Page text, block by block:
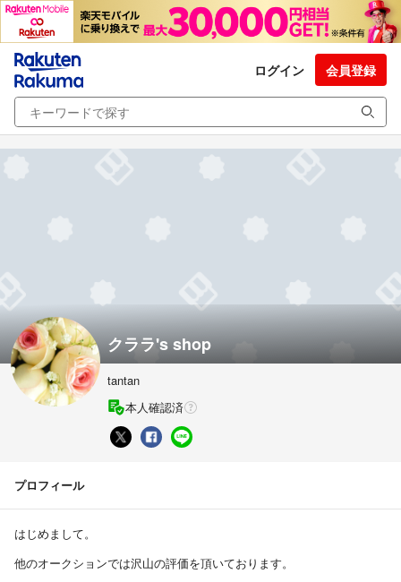
ログイン 会員登録
クララ's shop
tantan
本人確認済
プロフィール
はじめまして。
他のオークションでは沢山の評価を頂いております。